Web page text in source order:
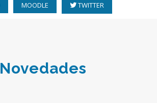
MOODLE TWITTER
Novedades